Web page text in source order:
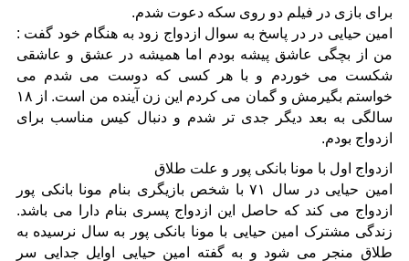
برای بازی در فیلم دو روی سکه دعوت شدم.
امین حیایی در در پاسخ به سوال ازدواج زود به هنگام خود گفت :
من از بچگی عاشق پیشه بودم اما همیشه در عشق و عاشقی
شکست می خوردم و با هر کسی که دوست می شدم می
خواستم بگیرمش و گمان می کردم این زن آینده من است. از ۱۸
سالگی به بعد دیگر جدی تر شدم و دنبال کیس مناسب برای
ازدواج بودم.
ازدواج اول با مونا بانکی پور و علت طلاق
امین حیایی در سال ۷۱ با شخص بازیگری بنام مونا بانکی پور
ازدواج می کند که حاصل این ازدواج پسری بنام دارا می باشد.
زندگی مشترک امین حیایی با مونا بانکی پور به سال نرسیده به
طلاق منجر می شود و به گفته امین حیایی اوایل جدایی سر